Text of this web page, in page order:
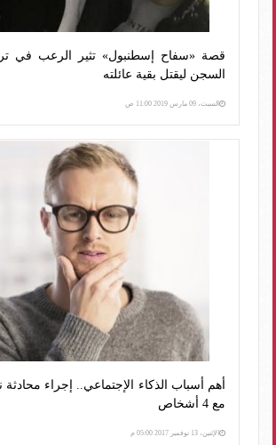
قصة «سفاح إسطنبول» تثير الرعب في
السجن ليقتل بقية عائلته
السبت، 09 مارس 2019 11:00 ص
مع 4 أشخاص
الإثنين، 13 نوفمبر 2017 05:00 م